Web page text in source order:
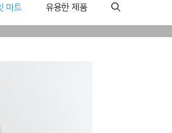
마트 유용한 제품